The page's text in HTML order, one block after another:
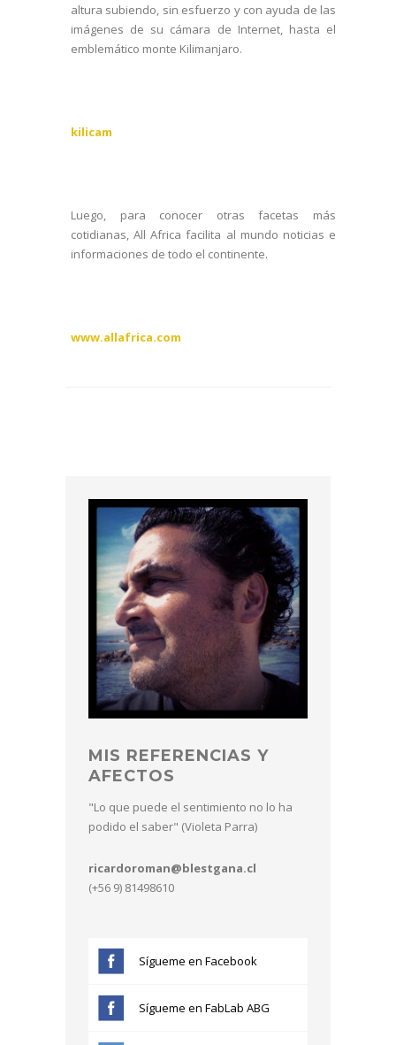
altura subiendo, sin esfuerzo y con ayuda de las
imágenes de su cámara de Internet, hasta el
emblemático monte Kilimanjaro.
kilicam
Luego, para conocer otras facetas más
cotidianas, All Africa facilita al mundo noticias e
informaciones de todo el continente.
www.allafrica.com
MIS REFERENCIAS Y
AFECTOS
"Lo que puede el sentimiento no lo ha
podido el saber" (Violeta Parra)
ricardoroman@blestgana.cl
(+56 9) 81498610
Sígueme en Facebook
Sígueme en FabLab ABG